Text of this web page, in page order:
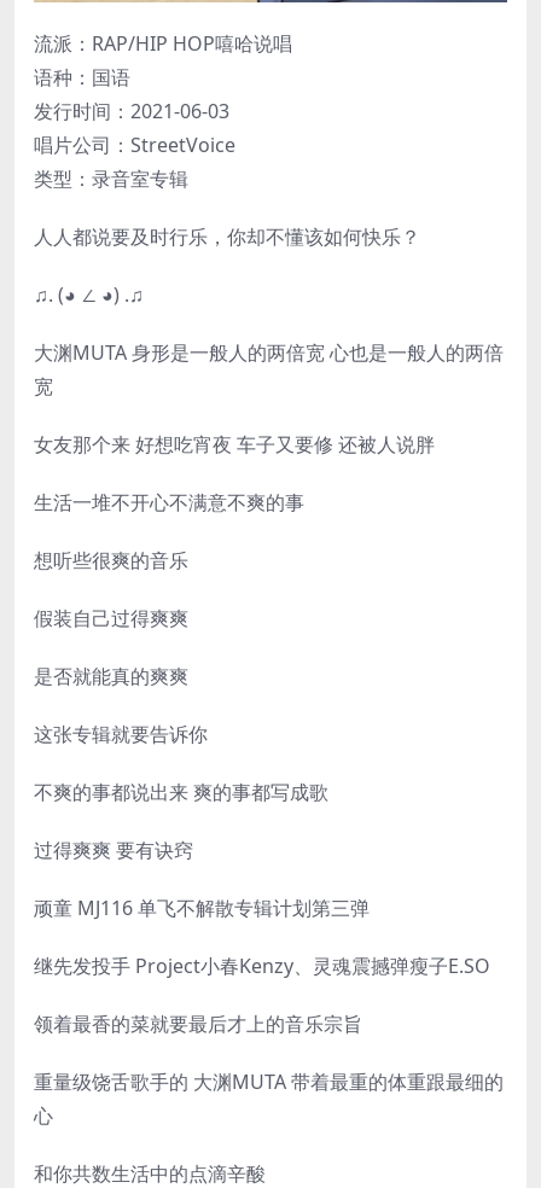
流派：RAP/HIP HOP嘻哈说唱
语种：国语
发行时间：2021-06-03
唱片公司：StreetVoice
类型：录音室专辑
人人都说要及时行乐，你却不懂该如何快乐？
♫. (◕ ∠ ◕) .♫
大渊MUTA 身形是一般人的两倍宽 心也是一般人的两倍
宽
女友那个来 好想吃宵夜 车子又要修 还被人说胖
生活一堆不开心不满意不爽的事
想听些很爽的音乐
假装自己过得爽爽
是否就能真的爽爽
这张专辑就要告诉你
不爽的事都说出来 爽的事都写成歌
过得爽爽 要有诀窍
顽童 MJ116 单飞不解散专辑计划第三弹
继先发投手 Project小春Kenzy、灵魂震撼弹瘦子E.SO
领着最香的菜就要最后才上的音乐宗旨
重量级饶舌歌手的 大渊MUTA 带着最重的体重跟最细的
心
和你共数生活中的点滴辛酸